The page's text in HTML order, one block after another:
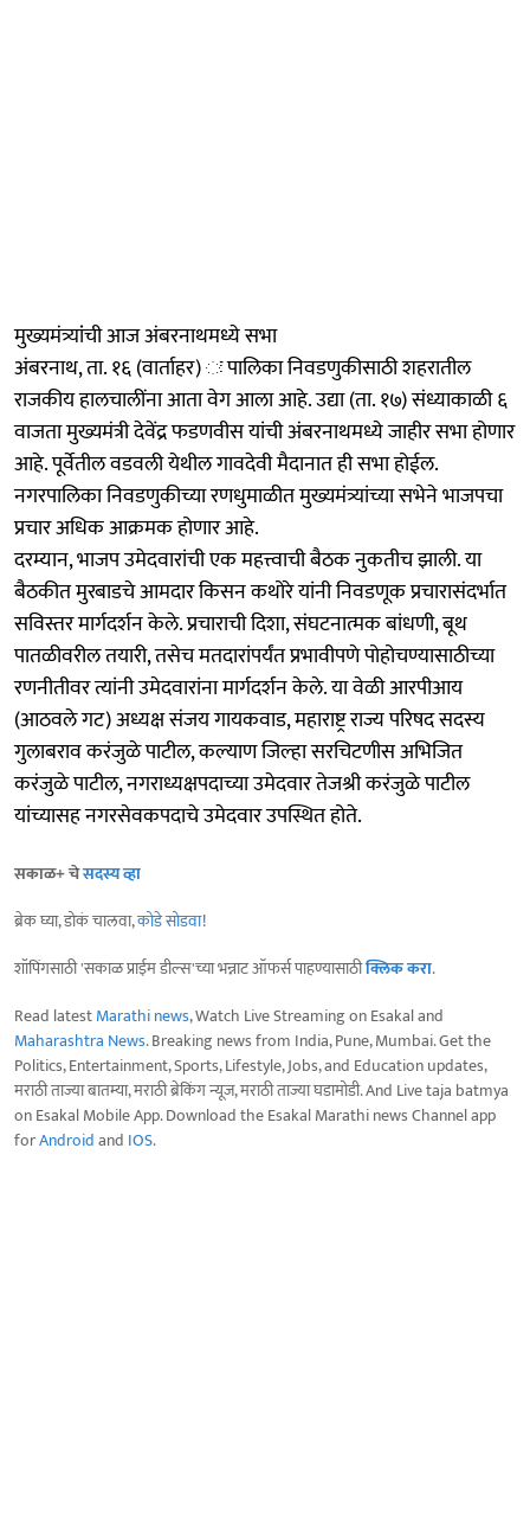
मुख्यमंत्र्यांंची आज अंबरनाथमध्ये सभा
अंबरनाथ, ता. १६ (वार्ताहर) ः पालिका निवडणुकीसाठी शहरातील
राजकीय हालचालींना आता वेग आला आहे. उद्या (ता. १७) संध्याकाळी ६
वाजता मुख्यमंत्री देवेंद्र फडणवीस यांची अंबरनाथमध्ये जाहीर सभा होणार
आहे. पूर्वेतील वडवली येथील गावदेवी मैदानात ही सभा होईल.
नगरपालिका निवडणुकीच्या रणधुमाळीत मुख्यमंत्र्यांच्या सभेने भाजपचा
प्रचार अधिक आक्रमक होणार आहे.
दरम्यान, भाजप उमेदवारांची एक महत्त्वाची बैठक नुकतीच झाली. या
बैठकीत मुरबाडचे आमदार किसन कथोरे यांनी निवडणूक प्रचारासंदर्भात
सविस्तर मार्गदर्शन केले. प्रचाराची दिशा, संघटनात्मक बांधणी, बूथ
पातळीवरील तयारी, तसेच मतदारांपर्यंत प्रभावीपणे पोहोचण्यासाठीच्या
रणनीतीवर त्यांनी उमेदवारांना मार्गदर्शन केले. या वेळी आरपीआय
(आठवले गट) अध्यक्ष संजय गायकवाड, महाराष्ट्र राज्य परिषद सदस्य
गुलाबराव करंजुळे पाटील, कल्याण जिल्हा सरचिटणीस अभिजित
करंजुळे पाटील, नगराध्यक्षपदाच्या उमेदवार तेजश्री करंजुळे पाटील
यांच्यासह नगरसेवकपदाचे उमेदवार उपस्थित होते.
सकाळ+ चेसदस्य व्हा
ब्रेक घ्या, डोकं चालवा,कोडे सोडवा!
शॉपिंगसाठी 'सकाळ प्राईम डील्स'च्या भन्नाट ऑफर्स पाहण्यासाठीक्लिक करा.
Read latestMarathi news, Watch Live Streaming on Esakal and
Maharashtra News. Breaking news from India, Pune, Mumbai. Get the
Politics, Entertainment, Sports, Lifestyle, Jobs, and Education updates,
मराठी ताज्या बातम्या, मराठी ब्रेकिंग न्यूज, मराठी ताज्या घडामोडी. And Live taja batmya
on Esakal Mobile App. Download the Esakal Marathi news Channel app
forAndroidand IOS.